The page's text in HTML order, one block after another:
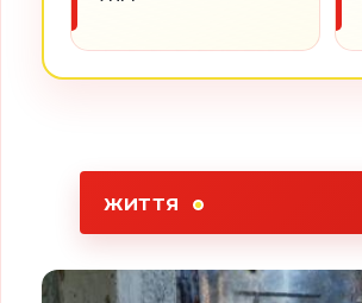
ЖИТТЯ